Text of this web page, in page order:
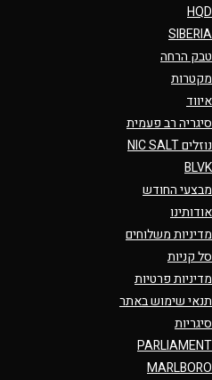
HQD
SIBERIA
טבק הרחה
מקטרות
איווד
סיגריה רב פעמית
נוזלים NIC SALT
BLVK
מבצעי החודש
אודותינו
מדיניות משלוחים
סל קניות
מדיניות פרטיות
תנאי שימוש באתר
סיגריות
PARLIAMENT
MARLBORO